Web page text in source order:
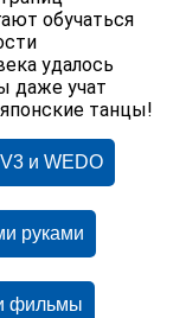
обучаться
удалось
даже учат
танцы!
и WEDO
руками
фильмы